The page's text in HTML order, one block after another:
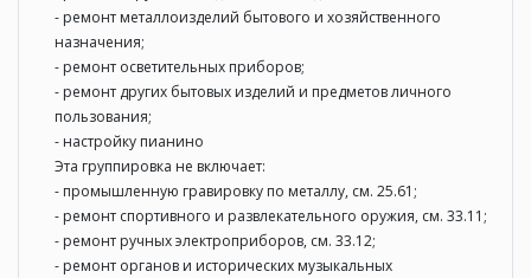
- ремонт металлоизделий бытового и хозяйственного
назначения;
- ремонт осветительных приборов;
- ремонт других бытовых изделий и предметов личного
пользования;
- настройку пианино
Эта группировка не включает:
- промышленную гравировку по металлу, см. 25.61;
- ремонт спортивного и развлекательного оружия, см. 33.11;
- ремонт ручных электроприборов, см. 33.12;
- ремонт органов и исторических музыкальных